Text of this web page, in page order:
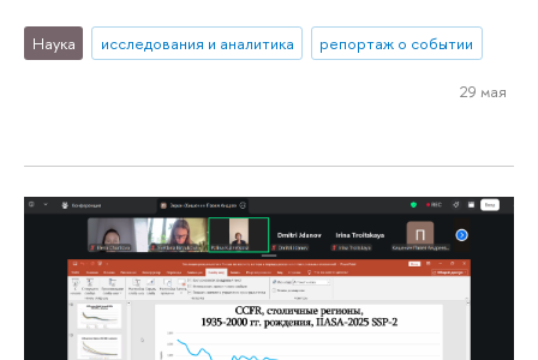
Наука исследования и аналитика репортаж о событии
29 мая